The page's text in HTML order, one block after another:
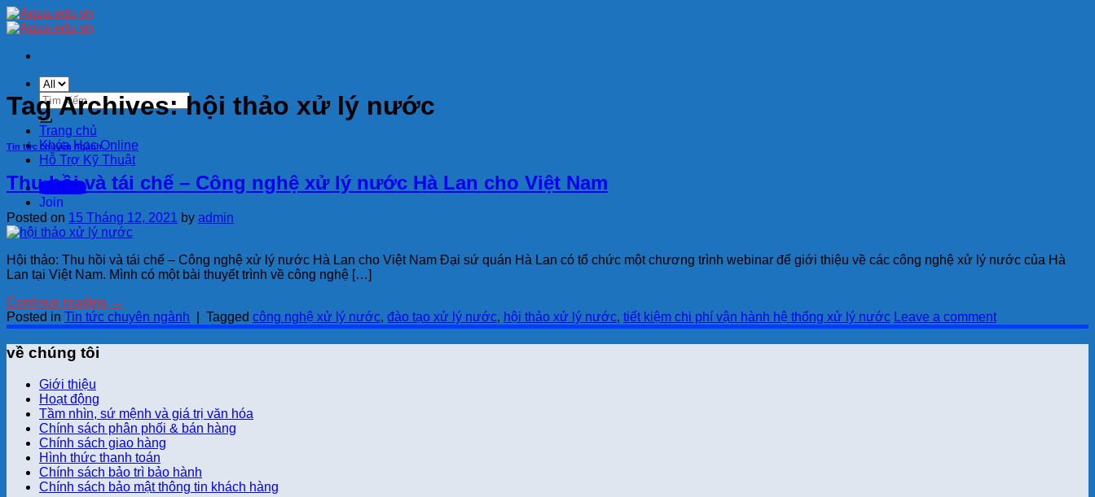
Skip
to
Tìm
kiếm:
Trang chủ
Khóa Học Online
Hỗ Trợ Kỹ Thuật
Sign Up
Join
Tag Archives:hội thảo xử lý nước
Tin tức chuyên ngành
Thu hồi và tái chế – Công nghệ xử lý nước Hà Lan cho Việt Nam
Posted on 15 Tháng 12, 2021 by admin
Hội thảo: Thu hồi và tái chế – Công nghệ xử lý nước Hà Lan cho Việt Nam Đại sứ quán Hà Lan có tổ chức một chương trình webinar để giới thiệu về các công nghệ xử lý nước của Hà
Lan tại Việt Nam. Mình có một bài thuyết trình về công nghệ […]
Continue reading →
Posted in Tin tức chuyên ngành Tagged công nghệ xử lý nước, đào tạo xử lý nước, hội thảo xử lý nước, tiết kiệm chi phí vận hành hệ thống xử lý nước Leave a comment
về chúng tôi
Giới thiệu
Hoạt động
Tầm nhìn, sứ mệnh và giá trị văn hóa
Chính sách phân phối & bán hàng
Chính sách giao hàng
Hình thức thanh toán
Chính sách bảo trì bảo hành
Chính sách bảo mật thông tin khách hàng